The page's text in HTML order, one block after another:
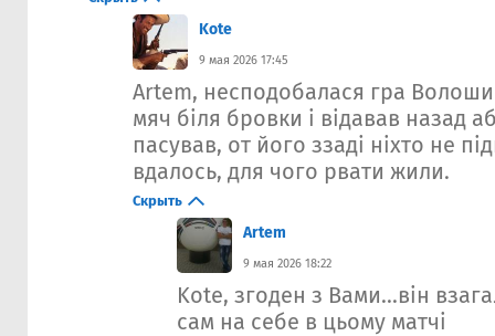
Kote
9 мая 2026 17:45
Artem, несподобалася гра
мяч біля бровки і відавав назад
пасував, от його ззаді ніхто не
вдалось, для чого рвати жили.
Скрыть
Artem
9 мая 2026 18:22
Kote, згоден з Вами...він
сам на себе в цьому матчі